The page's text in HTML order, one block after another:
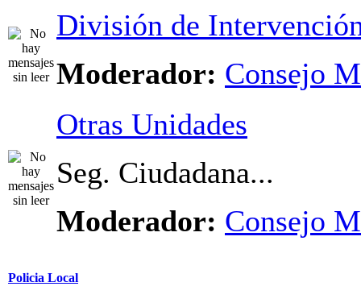
División de
Moderador: Consejo
Otras Unidades
Seg. Ciudadana...
Moderador: Consejo
Policia Local